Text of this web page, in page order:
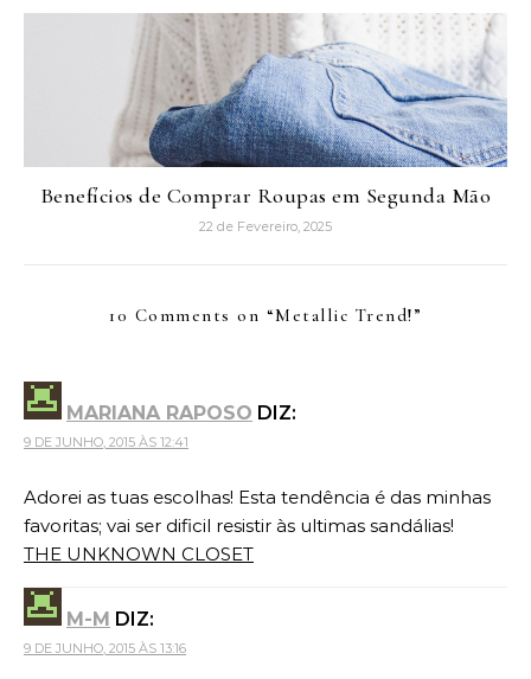
Benefícios de Comprar Roupas em Segunda Mão
22 de Fevereiro, 2025
10 Comments on “Metallic Trend!”
MARIANA RAPOSO DIZ:
9 DE JUNHO, 2015 ÀS 12:41
Adorei as tuas escolhas! Esta tendência é das minhas
favoritas; vai ser dificil resistir às ultimas sandálias!
THE UNKNOWN CLOSET
M-M DIZ:
9 DE JUNHO, 2015 ÀS 13:16